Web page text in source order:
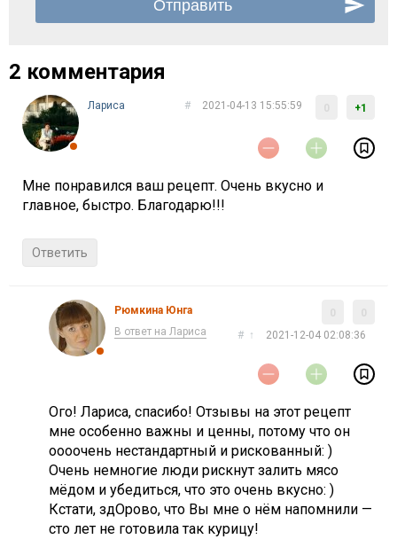
2 комментария
Лариса +1
2021-04-13 15:55:59
#
Мне понравился ваш рецепт. Очень вкусно и
главное, быстро. Благодарю!!!
Ответить
Рюмкина Юнга
В ответ на Лариса
2021-12-04 02:08:36
# ↑
Ого! Лариса, спасибо! Отзывы на этот рецепт
мне особенно важны и ценны, потому что он
оооочень нестандартный и рискованный: )
Очень немногие люди рискнут залить мясо
мёдом и убедиться, что это очень вкусно: )
Кстати, здОрово, что Вы мне о нём напомнили —
сто лет не готовила так курицу!